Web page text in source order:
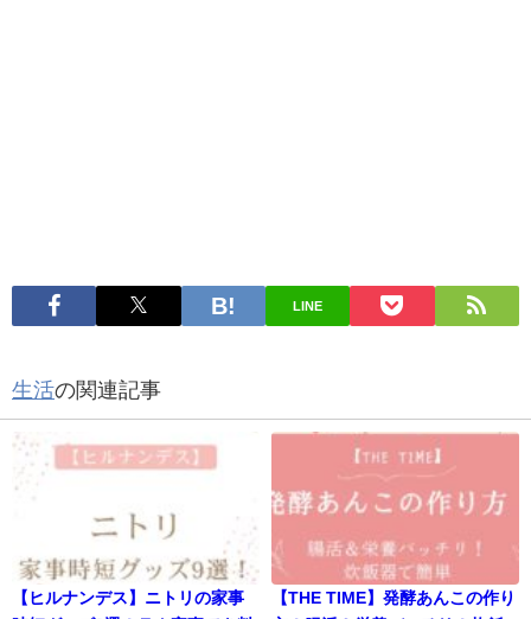
LINE
生活の関連記事
【ヒルナンデス】ニトリの家事
【THE TIME】発酵あんこの作り